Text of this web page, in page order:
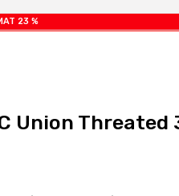
23 %
Union Threated